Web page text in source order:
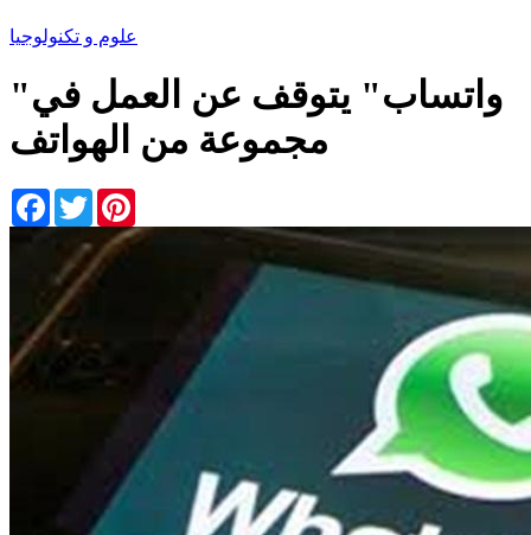
علوم و تكنولوجيا
"واتساب" يتوقف عن العمل في
مجموعة من الهواتف
Facebook
Twitter